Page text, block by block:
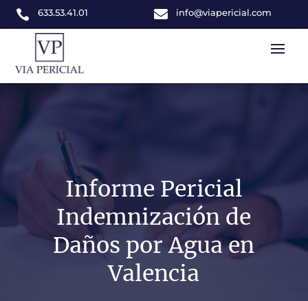
 633.53.41.01  info@viapericial.com
Informe Pericial
Indemnización de
Daños por Agua en
Valencia